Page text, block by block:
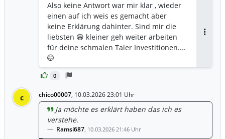
0
Also keine Antwort war mir klar , wieder
einen auf ich weis es gemacht aber
keine Erklärung dahinter. Sind mir die
liebsten 😆 kleiner geh weiter arbeiten
für deine schmalen Taler Investitionen....
🤭
c chico00007, 10.03.2026 23:01 Uhr
Ja möchte es erklärt haben das ich es
verstehe.
Ramsi687, 10.03.2026 21:46 Uhr